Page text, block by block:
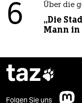
6 Über die
„Die
Mann in
taz
Folgen Sie uns